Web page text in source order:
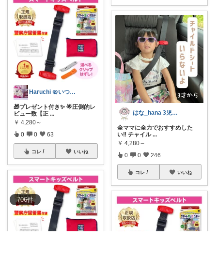
706件
Haruchi 🥨いつもありがとう🌸
🎁プレゼント付き✨ 🌟圧倒的レ
ビュー数【正 ...
￥ 4,280～
0 0 63
コレ いいね
はな_hana 3児ママ 7.4.0y
全ママに全力でおすすめした
い‼︎ チャイル ...
￥ 4,280～
0 0 246
コレ いいね